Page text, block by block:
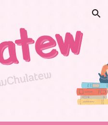
Skip to navigation